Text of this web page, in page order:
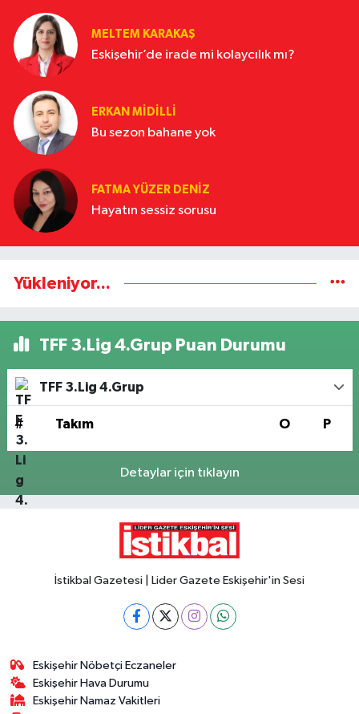
MELTEM KARAKAŞ
Eskişehir’de irade mi kolaycılık mı?
ERKAN MIDILLI
Bu sezon bahane yok
FATMA YÜZER DENIZ
Hayatın sessiz sorusu
Yükleniyor...
TFF 3.Lig 4.Grup Puan Durumu
TFF 3.Lig 4.Grup
# Takım O P
Detaylar için tıklayın
İstikbal Gazetesi | Lider Gazete Eskişehir'in Sesi
Eskişehir Nöbetçi Eczaneler
Eskişehir Hava Durumu
Eskişehir Namaz Vakitleri